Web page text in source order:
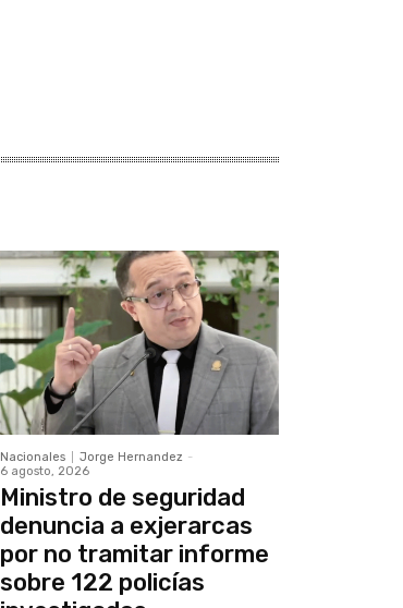
Nacionales Jorge Hernandez -
6 agosto, 2026
Ministro de seguridad
denuncia a exjerarcas
por no tramitar informe
sobre 122 policías